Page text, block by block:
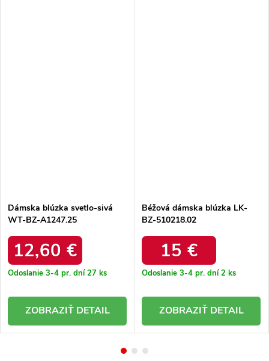
Dámska blúzka svetlo-sivá
WT-BZ-A1247.25
12,60 €
Odoslanie 3-4 pr. dní27 ks
DETAIL
Béžová dámska blúzka LK-
BZ-510218.02
15 €
Odoslanie 3-4 pr. dní2 ks
DETAIL